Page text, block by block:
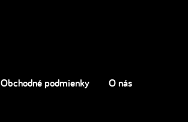
Obchodné podmienky O nás